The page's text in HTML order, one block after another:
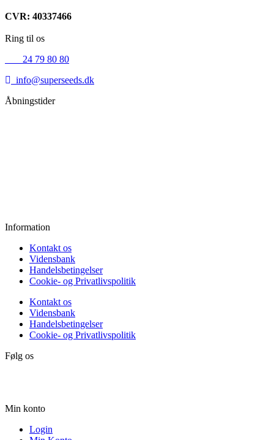
CVR: 40337466
Ring til os
24 79 80 80
info@superseeds.dk
Åbningstider
Information
Kontakt os
Vidensbank
Handelsbetingelser
Cookie- og Privatlivspolitik
Kontakt os
Vidensbank
Handelsbetingelser
Cookie- og Privatlivspolitik
Følg os
Min konto
Login